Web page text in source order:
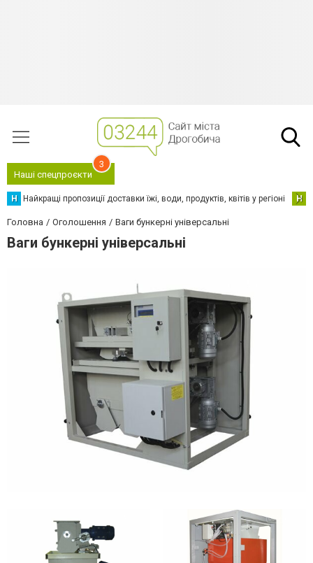
Наші спецпроєкти
3
Н Найкращі пропозиції доставки їжі, води, продуктів, квітів у регіоні Н
Головна Оголошення Ваги бункерні універсальні
Ваги бункерні універсальні